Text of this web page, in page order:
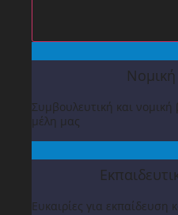
Συμβουλευτική και
μέλη μας
Ευκαιρίες για